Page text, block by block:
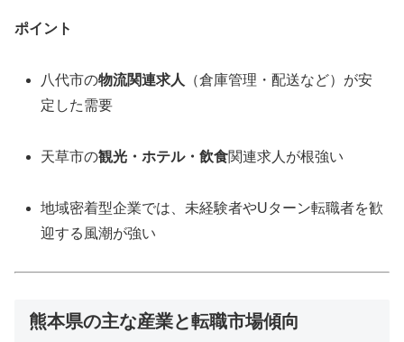
ポイント
八代市の物流関連求人
（倉庫管理・配送など）が安
定した需要
天草市の観光・ホテル・飲食関連求人が根強い
地域密着型企業では、未経験者やUターン転職者を歓
迎する風潮が強い
熊本県の主な産業と転職市場傾向